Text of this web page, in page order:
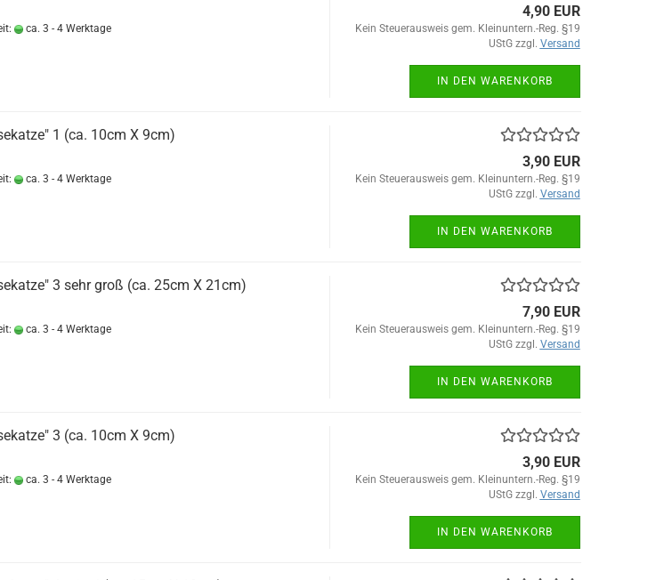
ca. 3 - 4 Werktage
4,90 EUR
Kein Steuerausweis gem. Kleinuntern.-Reg. §19
UStG zzgl. Versand
IN DEN WARENKORB
1 (ca. 10cm X 9cm)
ca. 3 - 4 Werktage
3,90 EUR
Kein Steuerausweis gem. Kleinuntern.-Reg. §19
UStG zzgl. Versand
IN DEN WARENKORB
3 sehr groß (ca. 25cm X 21cm)
ca. 3 - 4 Werktage
7,90 EUR
Kein Steuerausweis gem. Kleinuntern.-Reg. §19
UStG zzgl. Versand
IN DEN WARENKORB
3 (ca. 10cm X 9cm)
ca. 3 - 4 Werktage
3,90 EUR
Kein Steuerausweis gem. Kleinuntern.-Reg. §19
UStG zzgl. Versand
IN DEN WARENKORB